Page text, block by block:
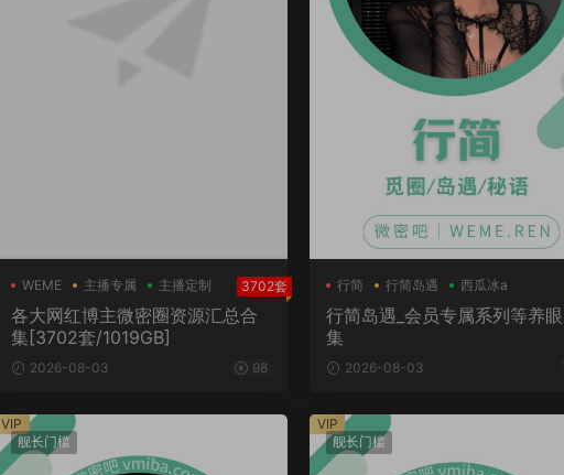
WEME 主播专属 主播定制 3702套
各大网红博主微密圈资源汇总合
集[3702套/1019GB]
2026-08-03 98
行简 行简岛遇 西瓜冰a
行简岛遇_会员专属系列等养
集
2026-08-03
舰长门槛
VIP
舰长门槛
VIP